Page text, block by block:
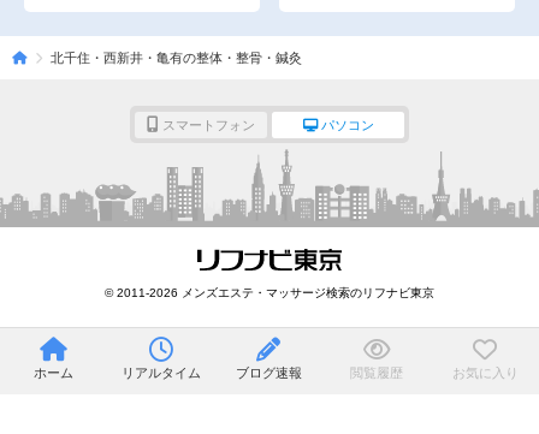
北千住・西新井・亀有の整体・整骨・鍼灸
スマートフォン パソコン
© 2011-2026 メンズエステ・マッサージ検索のリフナビ東京
ホーム リアルタイム ブログ速報 閲覧履歴 お気に入り